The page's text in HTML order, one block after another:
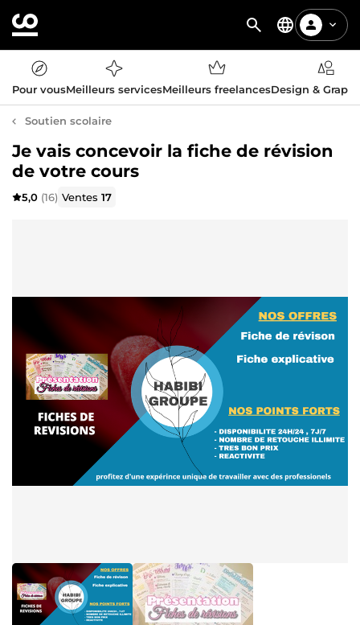
Pour vousMeilleurs servicesMeilleurs freelancesDesign &
Soutien scolaire
Je vais concevoir la fiche de révision
de votre cours
5,0 (16) Ventes17